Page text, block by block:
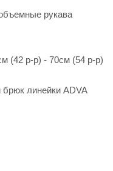
рукава
(42 р-р) - 70см (54 р-р)
линейки ADVA